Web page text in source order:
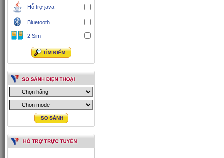
Hỗ trợ java
Bluetooth
2 Sim